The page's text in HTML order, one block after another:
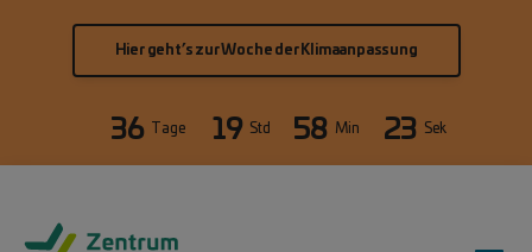
Hier geht’s zur Woche der Klimaanpassung
36 Tage 19 Std 58 Min 22 Sek